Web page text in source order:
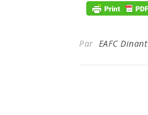
Par EAFC Dinant